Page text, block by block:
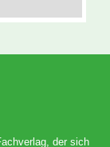
der sich